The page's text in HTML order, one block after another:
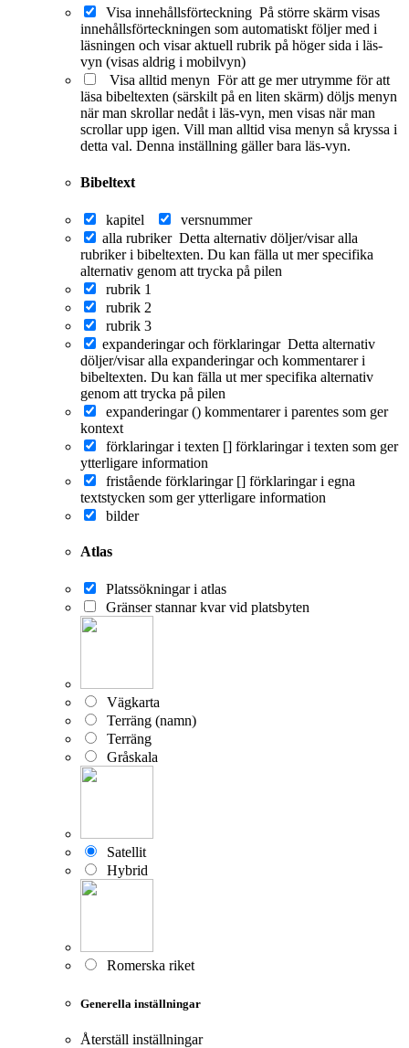
Visa innehållsförteckning På större skärm visas
innehållsförteckningen som automatiskt följer med i
läsningen och visar aktuell rubrik på höger sida i läs-
vyn (visas aldrig i mobilvyn)
Visa alltid menyn För att ge mer utrymme för att
läsa bibeltexten (särskilt på en liten skärm) döljs menyn
när man skrollar nedåt i läs-vyn, men visas när man
scrollar upp igen. Vill man alltid visa menyn så kryssa i
detta val. Denna inställning gäller bara läs-vyn.
Bibeltext
kapitel
versnummer
alla rubriker Detta alternativ döljer/visar alla
rubriker i bibeltexten. Du kan fälla ut mer specifika
alternativ genom att trycka på pilen
rubrik 1
rubrik 2
rubrik 3
expanderingar och förklaringar Detta alternativ
döljer/visar alla expanderingar och kommentarer i
bibeltexten. Du kan fälla ut mer specifika alternativ
genom att trycka på pilen
expanderingar () kommentarer i parentes som ger
kontext
förklaringar i texten [] förklaringar i texten som ger
ytterligare information
fristående förklaringar [] förklaringar i egna
textstycken som ger ytterligare information
bilder
Atlas
Platssökningar i atlas
Gränser stannar kvar vid platsbyten
Vägkarta
Terräng (namn)
Terräng
Gråskala
Satellit
Hybrid
Romerska riket
Generella inställningar
Återställ inställningar